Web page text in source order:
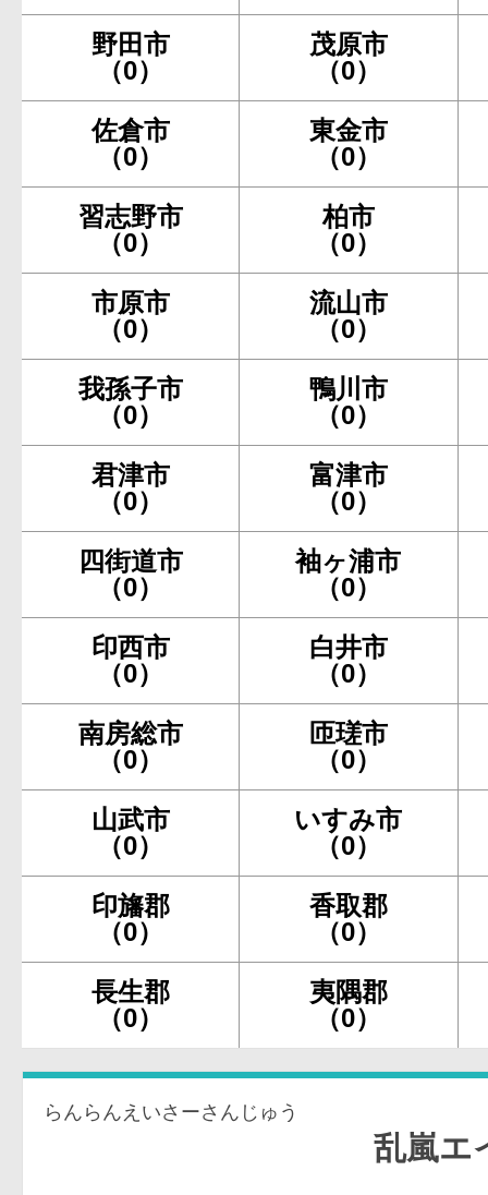
野田市
（0）
茂原市
（0）
佐倉市
（0）
東金市
（0）
習志野市
（0）
柏市
（0）
市原市
（0）
流山市
（0）
我孫子市
（0）
鴨川市
（0）
君津市
（0）
富津市
（0）
四街道市
（0）
袖ヶ浦市
（0）
印西市
（0）
白井市
（0）
南房総市
（0）
匝瑳市
（0）
山武市
（0）
いすみ市
（0）
印旛郡
（0）
香取郡
（0）
長生郡
（0）
夷隅郡
（0）
らんらんえいさーさんじゅう
乱嵐エイサ